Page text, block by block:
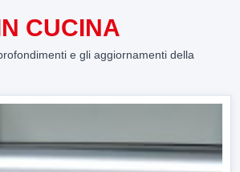
CUCINA
e gli aggiornamenti della